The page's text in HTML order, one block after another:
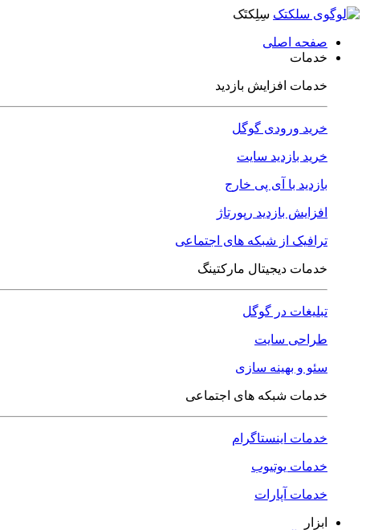
سِلِکتَک
صفحه اصلی
خدمات
خدمات افزایش بازدید
خرید ورودی گوگل
خرید بازدید سایت
بازدید با آی پی خارج
افزایش بازدید رپورتاژ
ترافیک از شبکه های اجتماعی
خدمات دیجیتال مارکتینگ
تبلیغات در گوگل
طراحی سایت
سئو و بهینه سازی
خدمات شبکه های اجتماعی
خدمات اینستاگرام
خدمات یوتیوب
خدمات آپارات
ابزار